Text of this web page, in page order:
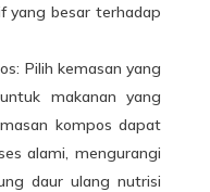
yang besar terhadap
Pilih kemasan yang
makanan yang
kompos dapat
alami, mengurangi
daur ulang nutrisi